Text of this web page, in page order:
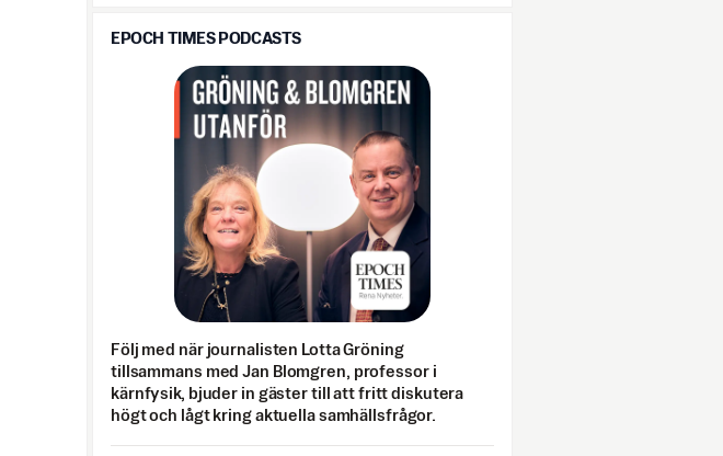
EPOCH TIMES PODCASTS
Följ med när journalisten Lotta Gröning
tillsammans med Jan Blomgren, professor i
kärnfysik, bjuder in gäster till att fritt diskutera
högt och lågt kring aktuella samhällsfrågor.